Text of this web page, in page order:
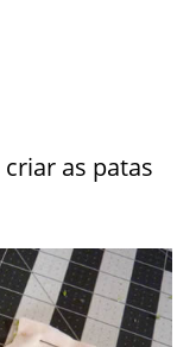
as patas